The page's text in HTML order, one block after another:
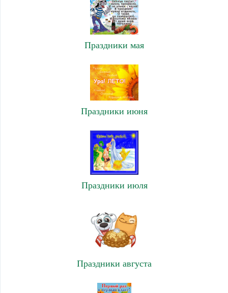
Праздники мая
Праздники июня
Праздники июля
Праздники августа